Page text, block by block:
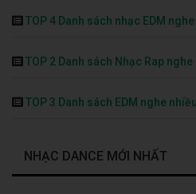
TOP 4 Danh sách nhạc EDM
TOP 2 Danh sách Nhạc Rap nghe
TOP 3 Danh sách EDM nghe
NHẠC DANCE MỚI NHẤT